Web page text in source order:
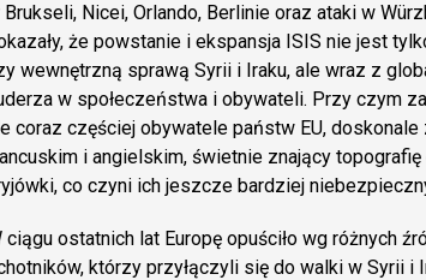
Brukseli, Nicei, Orlando, Berlinie oraz ataki w
że powstanie i ekspansja ISIS nie jest
wewnętrzną sprawą Syrii i Iraku, ale wraz z
w społeczeństwa i obywateli. Przy czym
coraz częściej obywatele państw EU, doskonale
i angielskim, świetnie znający
co czyni ich jeszcze bardziej
ciągu ostatnich lat Europę opuściło wg różnych
którzy przyłączyli się do walki w Syrii i